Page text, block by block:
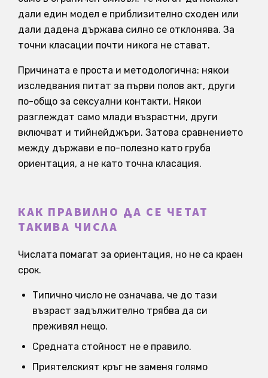
дали един модел е приблизително сходен или
дали дадена държава силно се отклонява. За
точни класации почти никога не стават.
Причината е проста и методологична: някои
изследвания питат за първи полов акт, други
по-общо за сексуални контакти. Някои
разглеждат само млади възрастни, други
включват и тийнейджъри. Затова сравнението
между държави е по-полезно като груба
ориентация, а не като точна класация.
КАК ПРАВИЛНО ДА СЕ ЧЕТАТ
ТАКИВА ЧИСЛА
Числата помагат за ориентация, но не са краен
срок.
Типично число не означава, че до тази
възраст задължително трябва да си
преживял нещо.
Средната стойност не е правило.
Приятелският кръг не заменя голямо